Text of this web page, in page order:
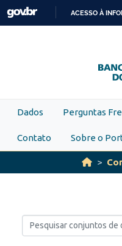
Skip to main content
ACESSO À
Dados Perguntas
Contato Sobre o